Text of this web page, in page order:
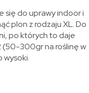
się do uprawy indoor i
plon z rodzaju XL. Do
po których to daje
300gr na roślinę w
wysoki.